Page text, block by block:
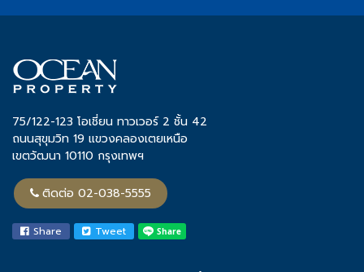
75/122-123 โอเชี่ยน ทาวเวอร์ 2 ชั้น 42
ถนนสุขุมวิท 19 แขวงคลองเตยเหนือ
เขตวัฒนา 10110 กรุงเทพฯ
ติดต่อ 02-038-5555
Share Tweet